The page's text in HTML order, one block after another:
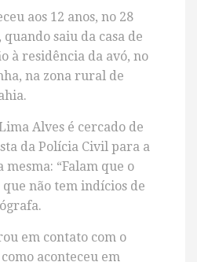
aos 12 anos, no 28
saiu da casa de
à residência da avó, no
na zona rural de
Alves é cercado de
da Polícia Civil para a
mesma: “Falam que o
que não tem indícios de
em contato com o
aconteceu em